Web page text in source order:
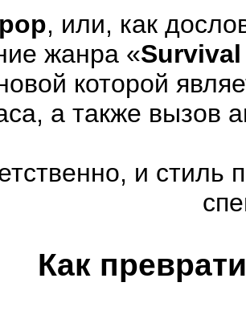
, или, как
жанра «
которой
а также вызов
и стиль
Как